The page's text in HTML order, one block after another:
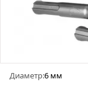
Диаметр:6 мм